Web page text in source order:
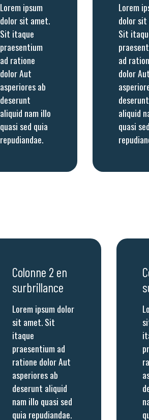
Lorem ipsum
dolor sit amet.
Sit itaque
praesentium
ad ratione
dolor Aut
asperiores ab
deserunt
aliquid nam illo
quasi sed quia
repudiandae.
Lorem
dolor
Sit
ad
dolor Aut
deserunt
aliquid
quasi
Colonne 2 en
surbrillance
Lorem ipsum dolor
sit amet. Sit
itaque
praesentium ad
ratione dolor Aut
asperiores ab
deserunt aliquid
nam illo quasi sed
quia repudiandae.